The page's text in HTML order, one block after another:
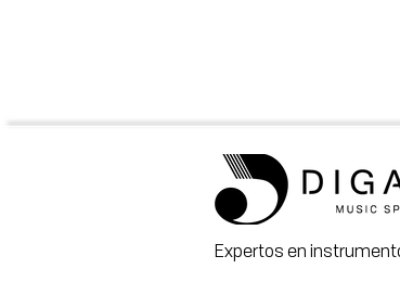
Expertos en